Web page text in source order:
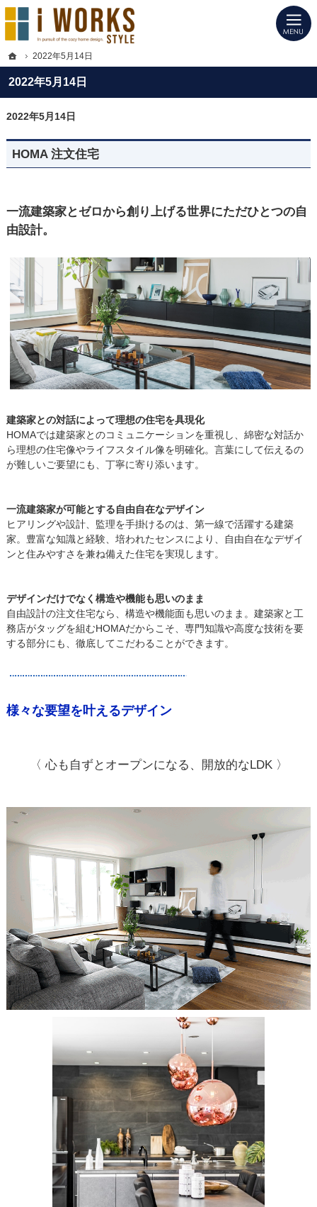
2022年5月14日
プロの目線からご提案。愛知県岡崎市の注文住宅・新築戸建てを手がける工務店
愛知県岡崎市の新築・注文住宅・新築戸建てを手がける工務店ならアイ・ワークス
2022年5月14日
HOMA 注文住宅
一流建築家とゼロから創り上げる世界にただひとつの自
由設計。
建築家との対話によって理想の住宅を具現化
HOMAでは建築家とのコミュニケーションを重視し、綿密な対話か
ら理想の住宅像やライフスタイル像を明確化。言葉にして伝えるの
が難しいご要望にも、丁寧に寄り添います。
一流建築家が可能とする自由自在なデザイン
ヒアリングや設計、監理を手掛けるのは、第一線で活躍する建築
家。豊富な知識と経験、培われたセンスにより、自由自在なデザイ
ンと住みやすさを兼ね備えた住宅を実現します。
デザインだけでなく構造や機能も思いのまま
自由設計の注文住宅なら、構造や機能面も思いのまま。建築家と工
務店がタッグを組むHOMAだからこそ、専門知識や高度な技術を要
する部分にも、徹底してこだわることができます。
様々な要望を叶えるデザイン
〈 心も自ずとオープンになる、開放的なLDK 〉
ホーム
2022年5月14日